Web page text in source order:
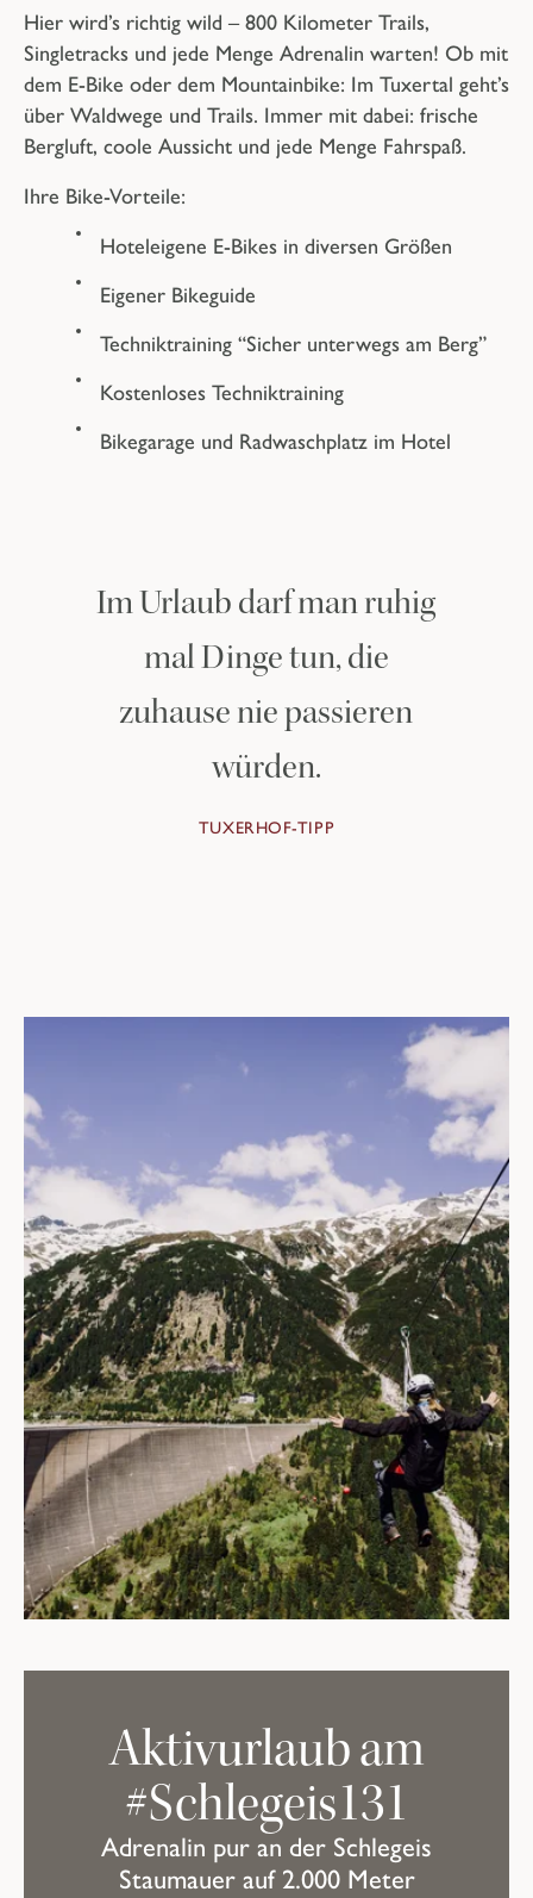
Hier wird’s richtig wild – 800 Kilometer Trails,
Singletracks und jede Menge Adrenalin warten! Ob mit
dem E-Bike oder dem Mountainbike: Im Tuxertal geht’s
über Waldwege und Trails. Immer mit dabei: frische
Bergluft, coole Aussicht und jede Menge Fahrspaß.
Ihre Bike-Vorteile:
Hoteleigene E-Bikes in diversen Größen
Eigener Bikeguide
Techniktraining “Sicher unterwegs am Berg”
Kostenloses Techniktraining
Bikegarage und Radwaschplatz im Hotel
Im Urlaub darf man ruhig
mal Dinge tun, die
zuhause nie passieren
würden.
TUXERHOF-TIPP
Adrenalin pur an der Schlegeis
Staumauer auf 2.000 Meter
Aktivurlaub am
#Schlegeis131